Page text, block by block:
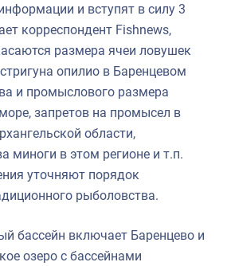
нравственных ценностей
и вступят в силу 3
корреспондент Fishnews,
размера ячеи ловушек
опилио в Баренцевом
и промыслового размера
запретов на промысел в
области,
миноги в этом регионе и т.п.
уточняют порядок
рыболовства.
бассейн включает Баренцево и
озеро с бассейнами